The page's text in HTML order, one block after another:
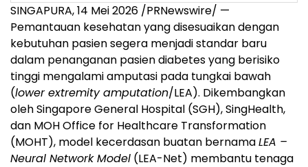
SINGAPURA, 14 Mei 2026 /PRNewswire/ —
Pemantauan kesehatan yang disesuaikan dengan
kebutuhan pasien segera menjadi standar baru
dalam penanganan pasien diabetes yang berisiko
tinggi mengalami amputasi pada tungkai bawah
(lower extremity amputation/LEA). Dikembangkan
oleh Singapore General Hospital (SGH), SingHealth,
dan MOH Office for Healthcare Transformation
(MOHT), model kecerdasan buatan bernamaLEA –
Neural Network Model (LEA-Net) membantu tenaga